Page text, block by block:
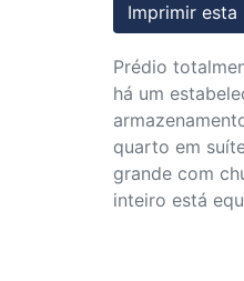
Imprimir esta
Prédio
há um
quarto em
grande com
inteiro está